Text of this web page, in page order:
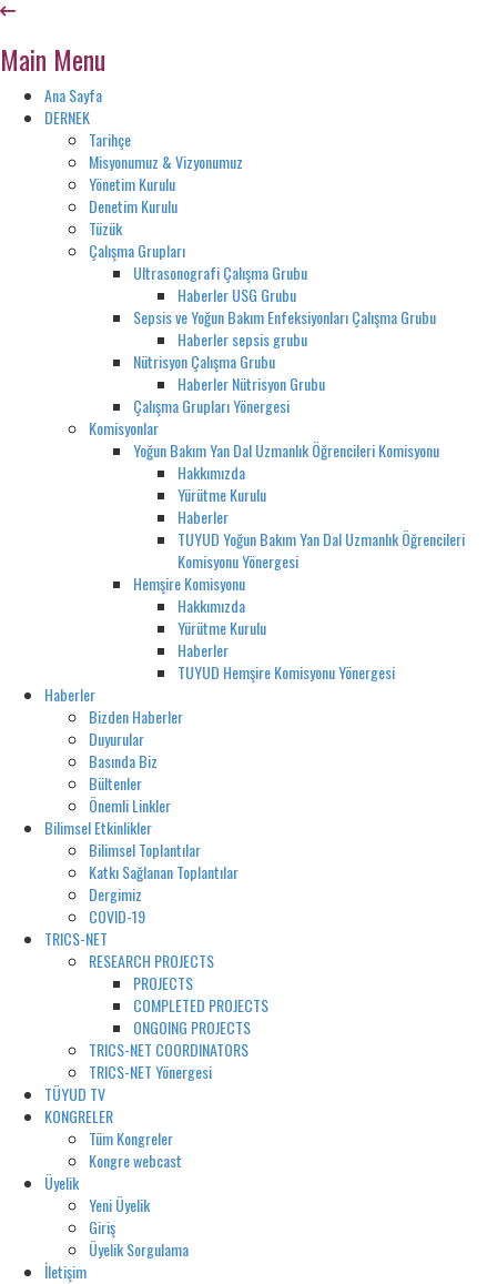
Main Menu
Ana Sayfa
DERNEK
Tarihçe
Misyonumuz & Vizyonumuz
Yönetim Kurulu
Denetim Kurulu
Tüzük
Çalışma Grupları
Ultrasonografi Çalışma Grubu
Haberler USG Grubu
Sepsis ve Yoğun Bakım Enfeksiyonları Çalışma Grubu
Haberler sepsis grubu
Nütrisyon Çalışma Grubu
Haberler Nütrisyon Grubu
Çalışma Grupları Yönergesi
Komisyonlar
Yoğun Bakım Yan Dal Uzmanlık Öğrencileri Komisyonu
Hakkımızda
Yürütme Kurulu
Haberler
TUYUD Yoğun Bakım Yan Dal Uzmanlık Öğrencileri
Komisyonu Yönergesi
Hemşire Komisyonu
Hakkımızda
Yürütme Kurulu
Haberler
TUYUD Hemşire Komisyonu Yönergesi
Haberler
Bizden Haberler
Duyurular
Basında Biz
Bültenler
Önemli Linkler
Bilimsel Etkinlikler
Bilimsel Toplantılar
Katkı Sağlanan Toplantılar
Dergimiz
COVID-19
TRICS-NET
RESEARCH PROJECTS
PROJECTS
COMPLETED PROJECTS
ONGOING PROJECTS
TRICS-NET COORDINATORS
TRICS-NET Yönergesi
TÜYUD TV
KONGRELER
Tüm Kongreler
Kongre webcast
Üyelik
Yeni Üyelik
Giriş
Üyelik Sorgulama
İletişim